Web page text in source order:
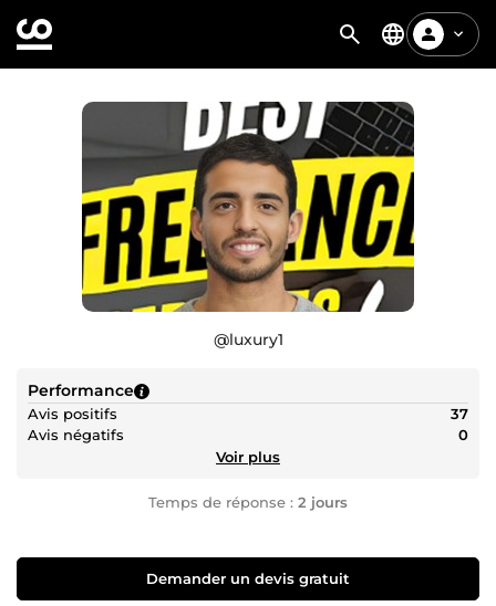
@luxury1
Performance
Avis positifs
37
Avis négatifs
0
Voir plus
Temps de réponse : 2 jours
Demander un devis gratuit